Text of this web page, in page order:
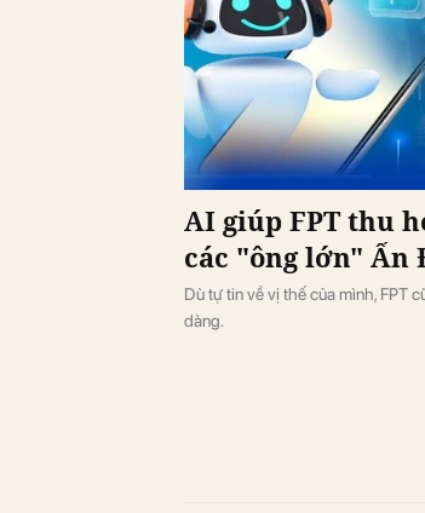
AI giúp FPT thu
các "ông lớn" Ấn
Dù tự tin về vị thế của mình, FPT
dàng.